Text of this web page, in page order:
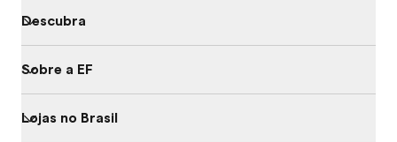
Descubra
Sobre a EF
Lojas no Brasil